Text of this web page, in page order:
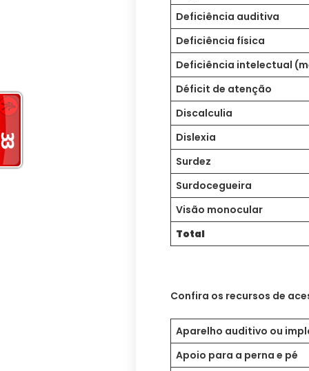
Deficiência auditiva
Deficiência física
Deficiência intelectual
Déficit de atenção
Discalculia
Dislexia
Surdez
Surdocegueira
Visão monocular
Total
Confira os recursos de
Aparelho auditivo ou
Apoio para a perna e pé